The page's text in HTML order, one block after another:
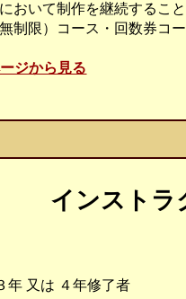
おいて制作を継続するこ
制限）コース・回数券コ
ジから見る
インスト
年 又は ４年修了者